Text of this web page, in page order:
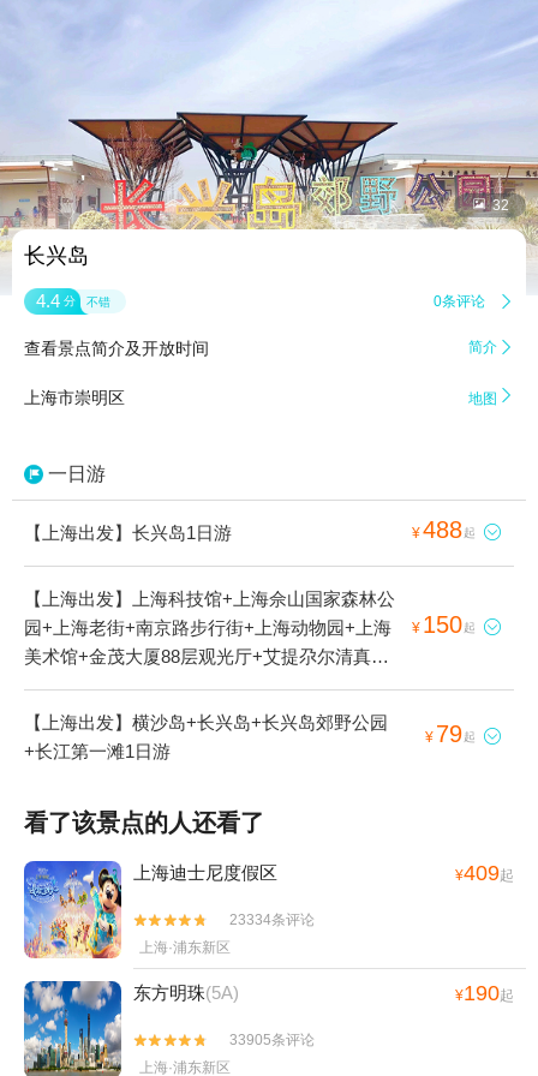
 32
长兴岛
4.4 分 不错 0条评论 
查看景点简介及开放时间 简介 
上海市崇明区 地图 
一日游
【上海出发】长兴岛1日游 ¥488起 
【上海出发】上海科技馆+上海佘山国家森林公
园+上海老街+南京路步行街+上海动物园+上海
美术馆+金茂大厦88层观光厅+艾提尕尔清真寺
+上海欢乐谷+金山城市沙滩+上海鲜花港+上海
百枣园+上海文庙+上海影视乐园+东方明珠+上
海图书馆+上海佘山国家旅游度假区+长兴岛+东
剧院+上海大观园+世纪公园+东平国家森林公园
+上海海洋水族馆+上海野生动物园+朱家角古镇
景区+碧海金沙+上海博物馆+锦江乐园+朱家角
城隍庙+上海东林寺+浦江游览+上海都市菜园
+上海辰山植物园+西沙明珠湖景区+外滩历史纪
念馆+长兴岛公园+浦江森林公园+外滩三号+外
滩十八号+外滩情人墙+朱家角大清邮局+浦江玫
瑰园+闻道园+东方明珠码头·黄浦江游船+北京东
方明珠高尔夫+东方绿舟山湾CS基地+上海
¥ 150起 
【上海出发】横沙岛+长兴岛+长兴岛郊野公园
+长江第一滩1日游
¥ 79起 
看了该景点的人还看了
上海迪士尼度假区 ¥409起


23334条评论
上海·浦东新区
东方明珠(5A) ¥190起


33905条评论
上海·浦东新区